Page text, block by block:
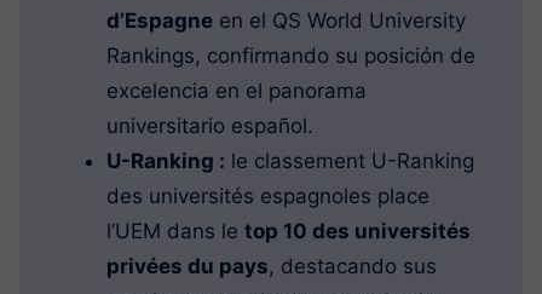
d’Espagne en el QS World University
Rankings, confirmando su posición de
excelencia en el panorama
universitario español.
U-Ranking : le classement U-Ranking
des universités espagnoles place
l’UEM dans le top 10 des universités
privées du pays, destacando sus